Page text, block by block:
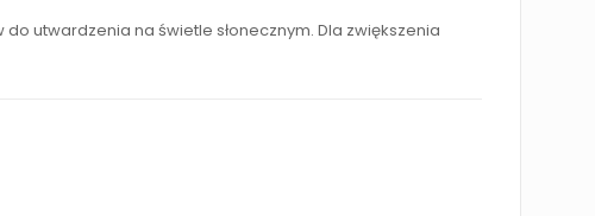
utwardzenia na świetle słonecznym. Dla zwiększenia